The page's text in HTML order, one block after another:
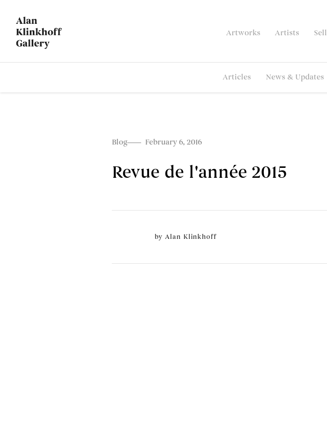
Artworks Artists Sell
Articles
News & Updates
Blog February 6, 2016
Revue de l'année 2015
byAlan Klinkhoff